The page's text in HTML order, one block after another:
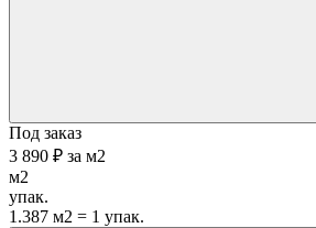
Под заказ
3 890 ₽ за м2
м2
упак.
1.387 м2 = 1 упак.